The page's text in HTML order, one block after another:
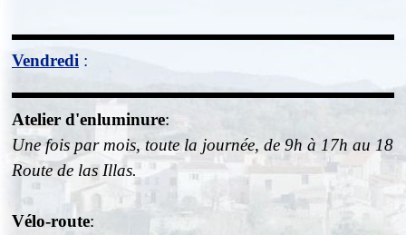
Vendredi :
Atelier d'enluminure:
Une fois par mois, toute la journée, de 9h à 17h au 18
Route de las Illas.
Vélo-route: